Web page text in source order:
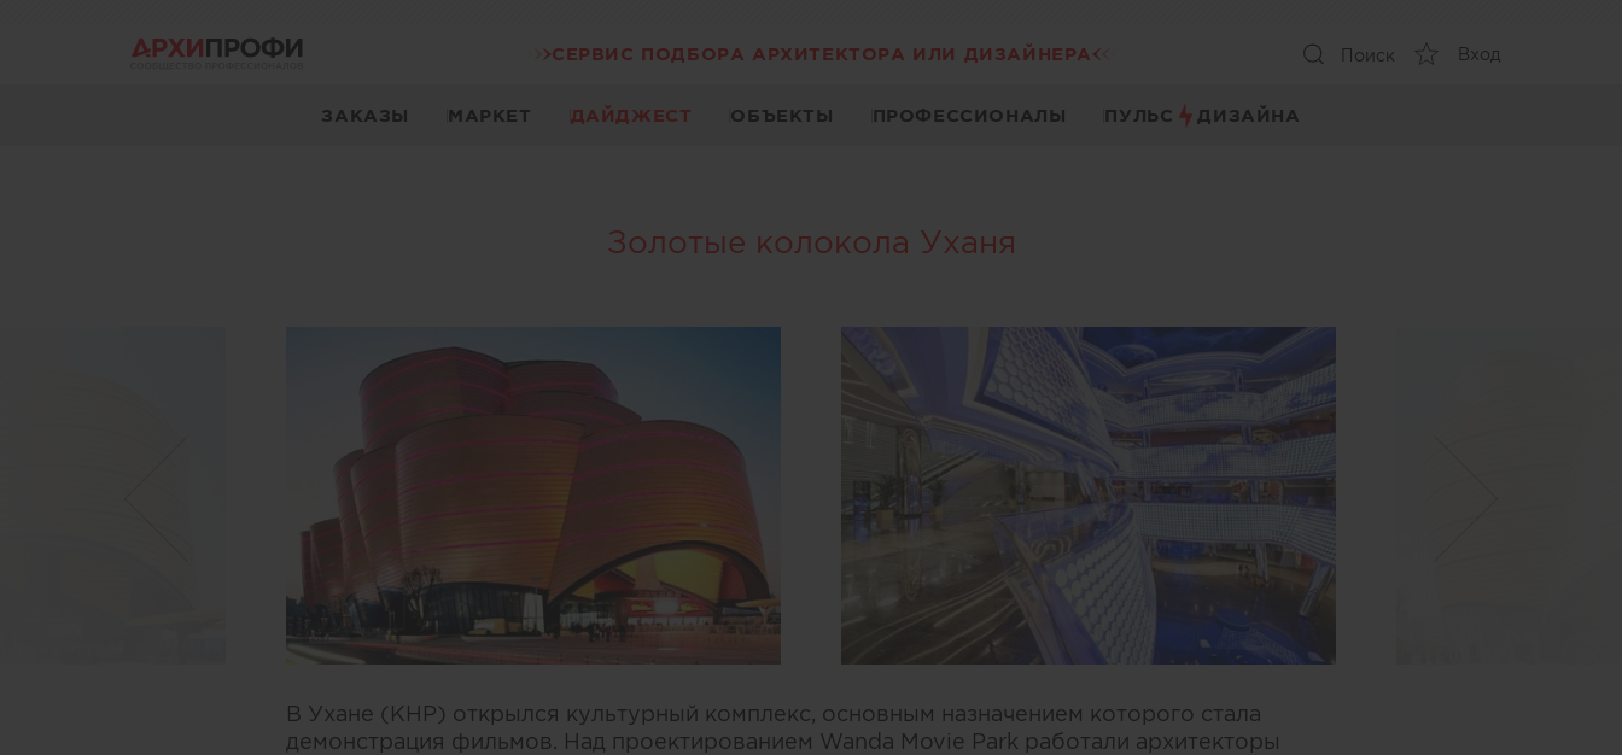
СЕРВИС ПОДБОРА АРХИТЕКТОРА ИЛИ ДИЗАЙНЕРА Поиск Вход
ЗАКАЗЫ МАРКЕТ ДАЙДЖЕСТ ОБЪЕКТЫ ПРОФЕССИОНАЛЫ ПУЛЬС ДИЗАЙНА
Золотые колокола Уханя
В Ухане (КНР) открылся культурный комплекс, основным назначением которого стала
демонстрация фильмов. Над проектированием Wanda Movie Park работали архитекторы